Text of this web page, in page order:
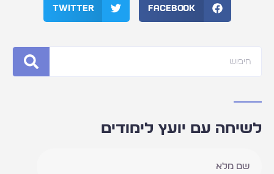
Facebook
Twitter
לשיחה עם יועץ לימודים